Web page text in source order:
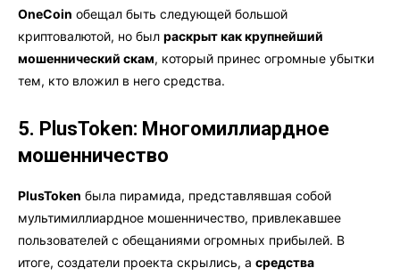
OneCoin обещал быть следующей большой
криптовалютой, но был раскрыт как крупнейший
мошеннический скам, который принес огромные убытки
тем, кто вложил в него средства.
5. PlusToken: Многомиллиардное
мошенничество
PlusToken была пирамида, представлявшая собой
мультимиллиардное мошенничество, привлекавшее
пользователей с обещаниями огромных прибылей. В
итоге, создатели проекта скрылись, а средства